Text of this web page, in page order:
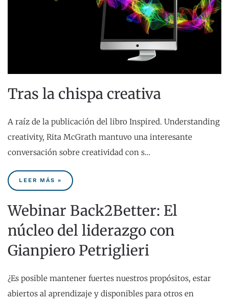
Tras la chispa creativa
A raíz de la publicación del libro Inspired. Understanding
creativity, Rita McGrath mantuvo una interesante
conversación sobre creatividad con s…
LEER MÁS »
Webinar Back2Better: El
núcleo del liderazgo con
Gianpiero Petriglieri
¿Es posible mantener fuertes nuestros propósitos, estar
abiertos al aprendizaje y disponibles para otros en